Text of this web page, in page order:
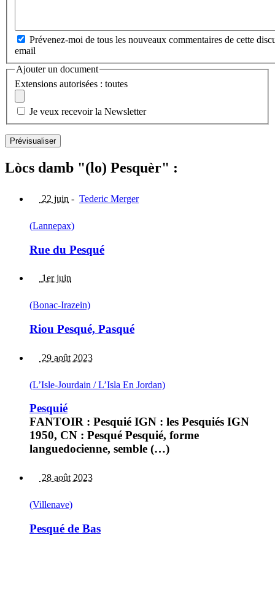
Prévenez-moi de tous les nouveaux commentaires de cette
email
Ajouter un document
Extensions autorisées : toutes
Je veux recevoir la Newsletter
Lòcs damb "(lo) Pesquèr" :
22 juin - Tederic Merger
(Lannepax)
Rue du Pesqué
1er juin
(Bonac-Irazein)
Riou Pesqué, Pasqué
29 août 2023
(L’Isle-Jourdain / L’Isla En Jordan)
Pesquié
FANTOIR : Pesquié IGN : les Pesquiés IGN
1950, CN : Pesqué Pesquié, forme
languedocienne, semble (…)
28 août 2023
(Villenave)
Pesqué de Bas